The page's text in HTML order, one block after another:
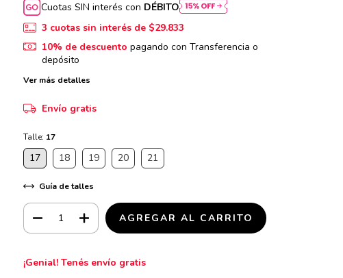
Cuotas SIN interés con DÉBITO
3 cuotas sin interés de $29.833
10% de descuento pagando con Transferencia o
depósito
Ver más detalles
Envío gratis
Talle: 17
17 18 19 20 21
Guía de talles
¡Genial! Tenés envío gratis